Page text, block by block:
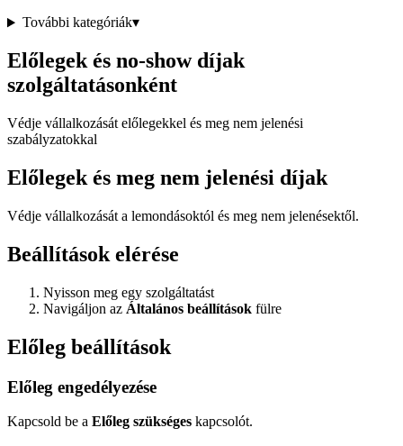
További kategóriák▾
Előlegek és no-show díjak
szolgáltatásonként
Védje vállalkozását előlegekkel és meg nem jelenési
szabályzatokkal
Előlegek és meg nem jelenési díjak
Védje vállalkozását a lemondásoktól és meg nem jelenésektől.
Beállítások elérése
Nyisson meg egy szolgáltatást
Navigáljon az Általános beállítások fülre
Előleg beállítások
Előleg engedélyezése
Kapcsold be a Előleg szükséges kapcsolót.